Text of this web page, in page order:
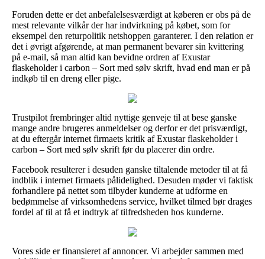
Foruden dette er det anbefalelsesværdigt at køberen er obs på de
mest relevante vilkår der har indvirkning på købet, som for
eksempel den returpolitik netshoppen garanterer. I den relation er
det i øvrigt afgørende, at man permanent bevarer sin kvittering
på e-mail, så man altid kan bevidne ordren af Exustar
flaskeholder i carbon – Sort med sølv skrift, hvad end man er på
indkøb til en dreng eller pige.
Trustpilot frembringer altid nyttige genveje til at bese ganske
mange andre brugeres anmeldelser og derfor er det prisværdigt,
at du eftergår internet firmaets kritik af Exustar flaskeholder i
carbon – Sort med sølv skrift før du placerer din ordre.
Facebook resulterer i desuden ganske tiltalende metoder til at få
indblik i internet firmaets pålidelighed. Desuden møder vi faktisk
forhandlere på nettet som tilbyder kunderne at udforme en
bedømmelse af virksomhedens service, hvilket tilmed bør drages
fordel af til at få et indtryk af tilfredsheden hos kunderne.
Vores side er finansieret af annoncer. Vi arbejder sammen med